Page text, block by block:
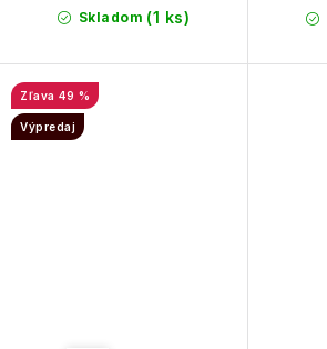
Skladom (1 ks)
49 %
Výpredaj